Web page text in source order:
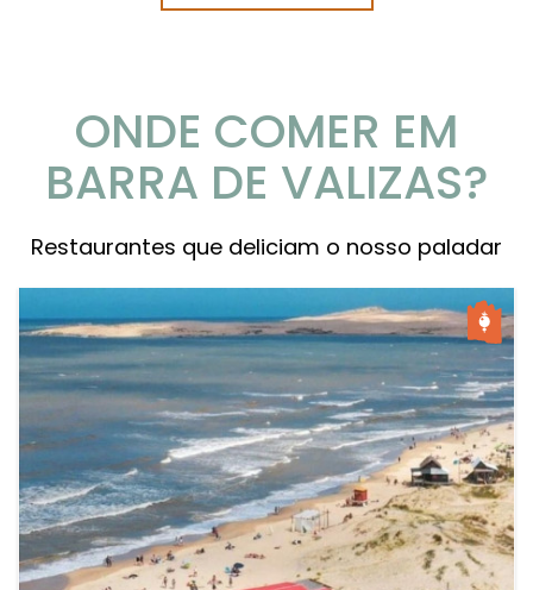
ONDE COMER EM
BARRA DE VALIZAS?
Restaurantes que deliciam o nosso paladar